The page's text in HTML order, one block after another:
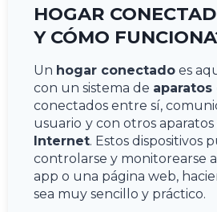
HOGAR
Y CÓMO
Un hogar conectado es
con un sistema de
conectados entre sí,
usuario y con otros aparatos
Internet. Estos dispositivos
controlarse y monitorearse
app o una página web,
sea muy sencillo y práctico.